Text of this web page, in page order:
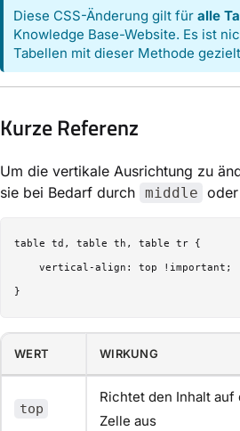
Diese CSS-Änderung gilt füralle
Knowledge Base-Website. Es ist
Tabellen mit dieser Methode
Kurze Referenz
Um die vertikale Ausrichtung zu
sie bei Bedarf durch middle oder
table td, table th, table tr {
vertical-align: top !important;
WERT WIRKUNG
top
Richtet den Inhalt
Zelle aus